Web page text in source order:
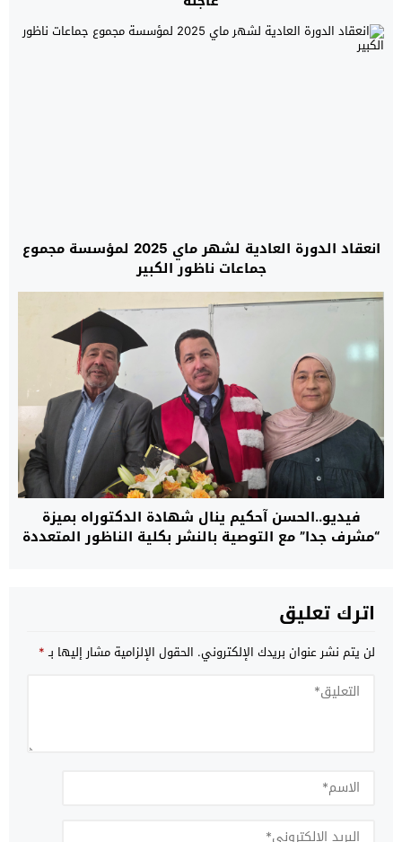
انعقاد الدورة العادية لشهر ماي 2025 لمؤسسة مجموع
جماعات ناظور الكبير
فيديو..الحسن آحكيم ينال شهادة الدكتوراه بميزة
“مشرف جدا” مع التوصية بالنشر بكلية الناظور المتعددة
اترك تعليق
لن يتم نشر عنوان بريدك الإلكتروني. الحقول الإلزامية مشار إليها بـ*